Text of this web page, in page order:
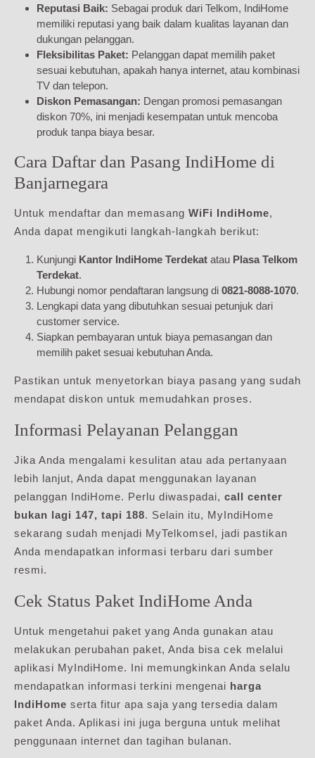
Reputasi Baik: Sebagai produk dari Telkom, IndiHome
memiliki reputasi yang baik dalam kualitas layanan dan
dukungan pelanggan.
Fleksibilitas Paket: Pelanggan dapat memilih paket
sesuai kebutuhan, apakah hanya internet, atau kombinasi
TV dan telepon.
Diskon Pemasangan: Dengan promosi pemasangan
diskon 70%, ini menjadi kesempatan untuk mencoba
produk tanpa biaya besar.
Cara Daftar dan Pasang IndiHome di
Banjarnegara
Untuk mendaftar dan memasang WiFi IndiHome,
Anda dapat mengikuti langkah-langkah berikut:
Kunjungi Kantor IndiHome Terdekat atau Plasa Telkom
Terdekat.
Hubungi nomor pendaftaran langsung di 0821-8088-1070.
Lengkapi data yang dibutuhkan sesuai petunjuk dari
customer service.
Siapkan pembayaran untuk biaya pemasangan dan
memilih paket sesuai kebutuhan Anda.
Pastikan untuk menyetorkan biaya pasang yang sudah
mendapat diskon untuk memudahkan proses.
Informasi Pelayanan Pelanggan
Jika Anda mengalami kesulitan atau ada pertanyaan
lebih lanjut, Anda dapat menggunakan layanan
pelanggan IndiHome. Perlu diwaspadai, call center
bukan lagi 147, tapi 188. Selain itu, MyIndiHome
sekarang sudah menjadi MyTelkomsel, jadi pastikan
Anda mendapatkan informasi terbaru dari sumber
resmi.
Cek Status Paket IndiHome Anda
Untuk mengetahui paket yang Anda gunakan atau
melakukan perubahan paket, Anda bisa cek melalui
aplikasi MyIndiHome. Ini memungkinkan Anda selalu
mendapatkan informasi terkini mengenai harga
IndiHome serta fitur apa saja yang tersedia dalam
paket Anda. Aplikasi ini juga berguna untuk melihat
penggunaan internet dan tagihan bulanan.